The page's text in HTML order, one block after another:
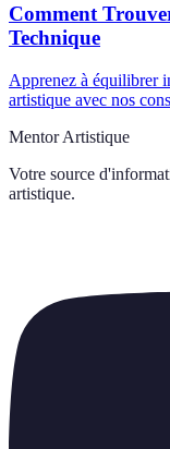
Comment
Technique
Apprenez à équilibrer
artistique avec nos
Mentor Artistique
Votre source
artistique.